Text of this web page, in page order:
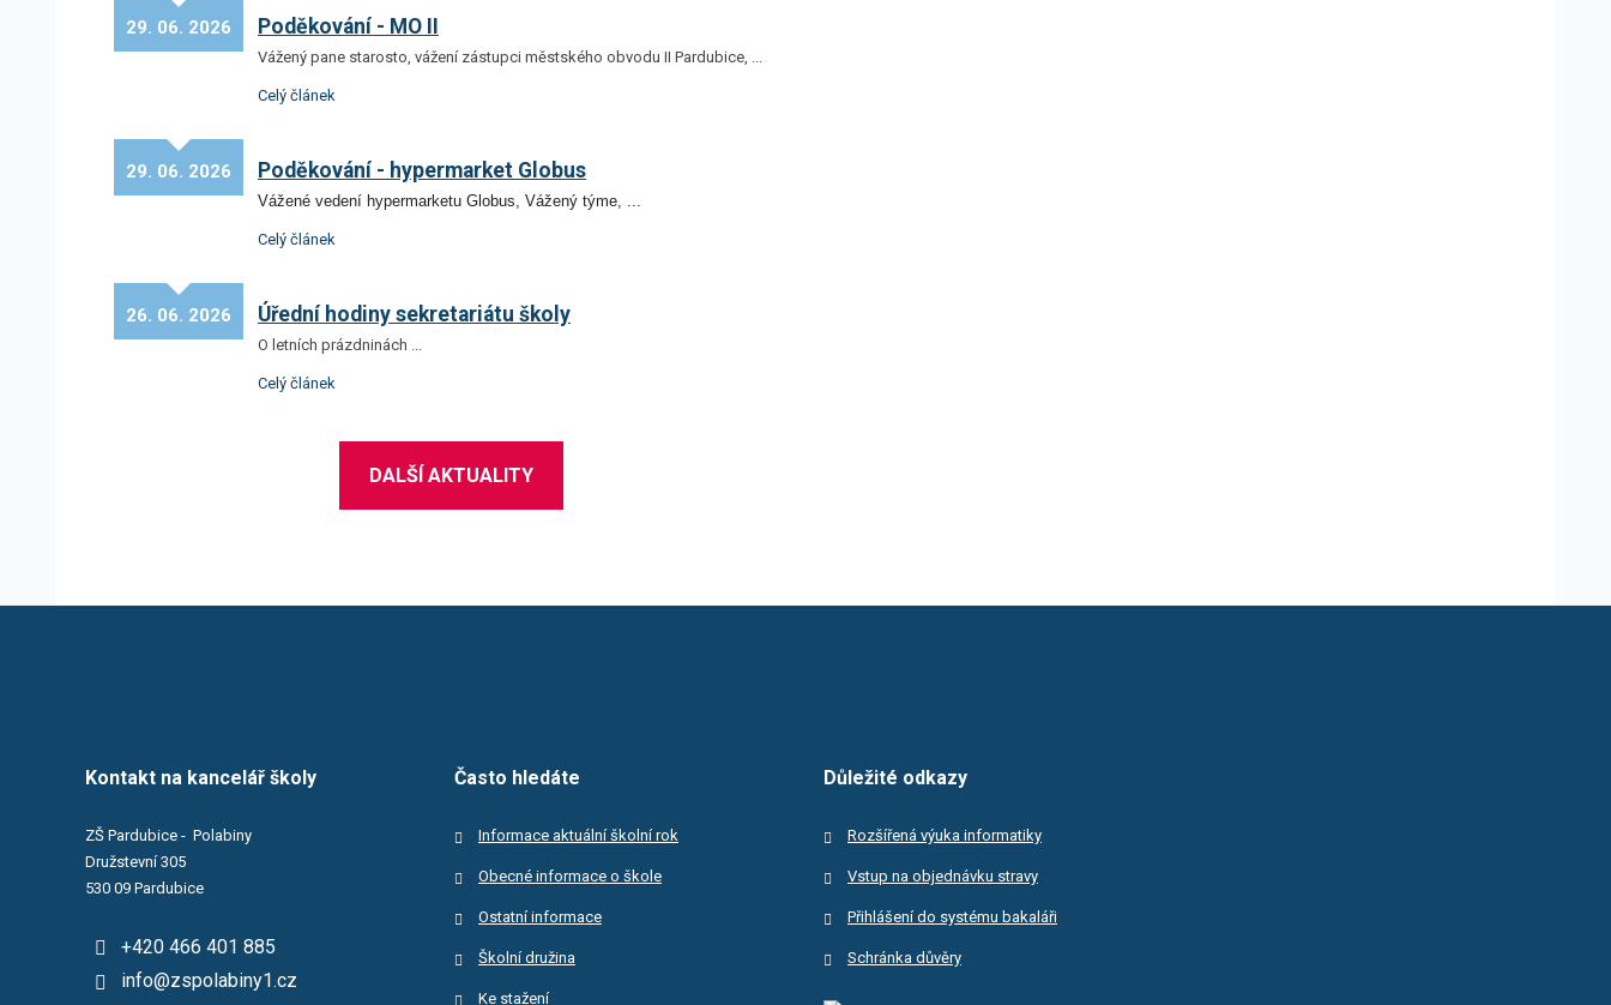
29. 06. 2026 Poděkování - MO II
Vážený pane starosto, vážení zástupci městského obvodu II Pardubice, ...
Celý článek
29. 06. 2026 Poděkování - hypermarket Globus
Vážené vedení hypermarketu Globus, Vážený týme, ...
Celý článek
26. 06. 2026 Úřední hodiny sekretariátu školy
O letních prázdninách ...
Celý článek
DALŠÍ AKTUALITY
Kontakt na kancelář školy
ZŠ Pardubice - Polabiny
Družstevní 305
530 09 Pardubice
+420 466 401 885
info@zspolabiny1.cz
Často hledáte
Informace aktuální školní rok
Obecné informace o škole
Ostatní informace
Školní družina
Ke stažení
Důležité odkazy
Rozšířená výuka informatiky
Vstup na objednávku stravy
Přihlášení do systému bakaláři
Schránka důvěry